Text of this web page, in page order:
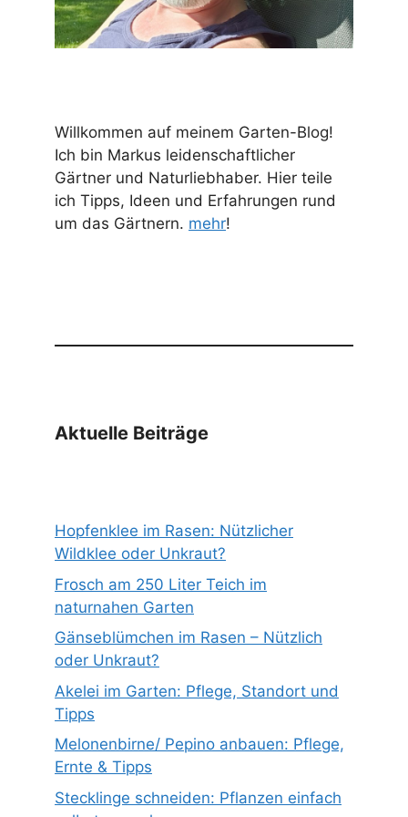
Willkommen auf meinem Garten-Blog!
Ich bin Markus leidenschaftlicher
Gärtner und Naturliebhaber. Hier teile
ich Tipps, Ideen und Erfahrungen rund
um das Gärtnern. mehr!
Aktuelle Beiträge
Hopfenklee im Rasen: Nützlicher
Wildklee oder Unkraut?
Frosch am 250 Liter Teich im
naturnahen Garten
Gänseblümchen im Rasen – Nützlich
oder Unkraut?
Akelei im Garten: Pflege, Standort und
Tipps
Melonenbirne/ Pepino anbauen: Pflege,
Ernte & Tipps
Stecklinge schneiden: Pflanzen einfach